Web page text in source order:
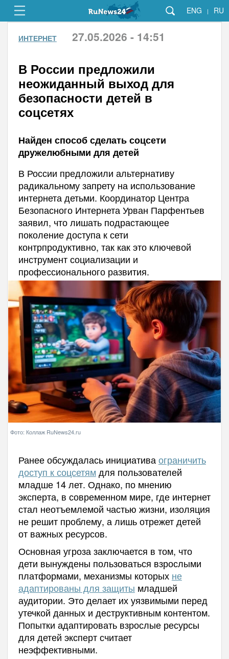
ENG | RU
ИНТЕРНЕТ 27.05.2026 - 14:51
В России предложили
неожиданный выход для
безопасности детей в
соцсетях
Найден способ сделать соцсети
дружелюбными для детей
В России предложили альтернативу
радикальному запрету на использование
интернета детьми. Координатор Центра
Безопасного Интернета Урван Парфентьев
заявил, что лишать подрастающее
поколение доступа к сети
контрпродуктивно, так как это ключевой
инструмент социализации и
профессионального развития.
Фото: Коллаж RuNews24.ru
Ранее обсуждалась инициативаограничить
доступ к соцсетямдля пользователей
младше 14 лет. Однако, по мнению
эксперта, в современном мире, где интернет
стал неотъемлемой частью жизни, изоляция
не решит проблему, а лишь отрежет детей
от важных ресурсов.
Основная угроза заключается в том, что
дети вынуждены пользоваться взрослыми
платформами, механизмы которых не
адаптированы для защиты младшей
аудитории. Это делает их уязвимыми перед
утечкой данных и деструктивным контентом.
Попытки адаптировать взрослые ресурсы
для детей эксперт считает
неэффективными.